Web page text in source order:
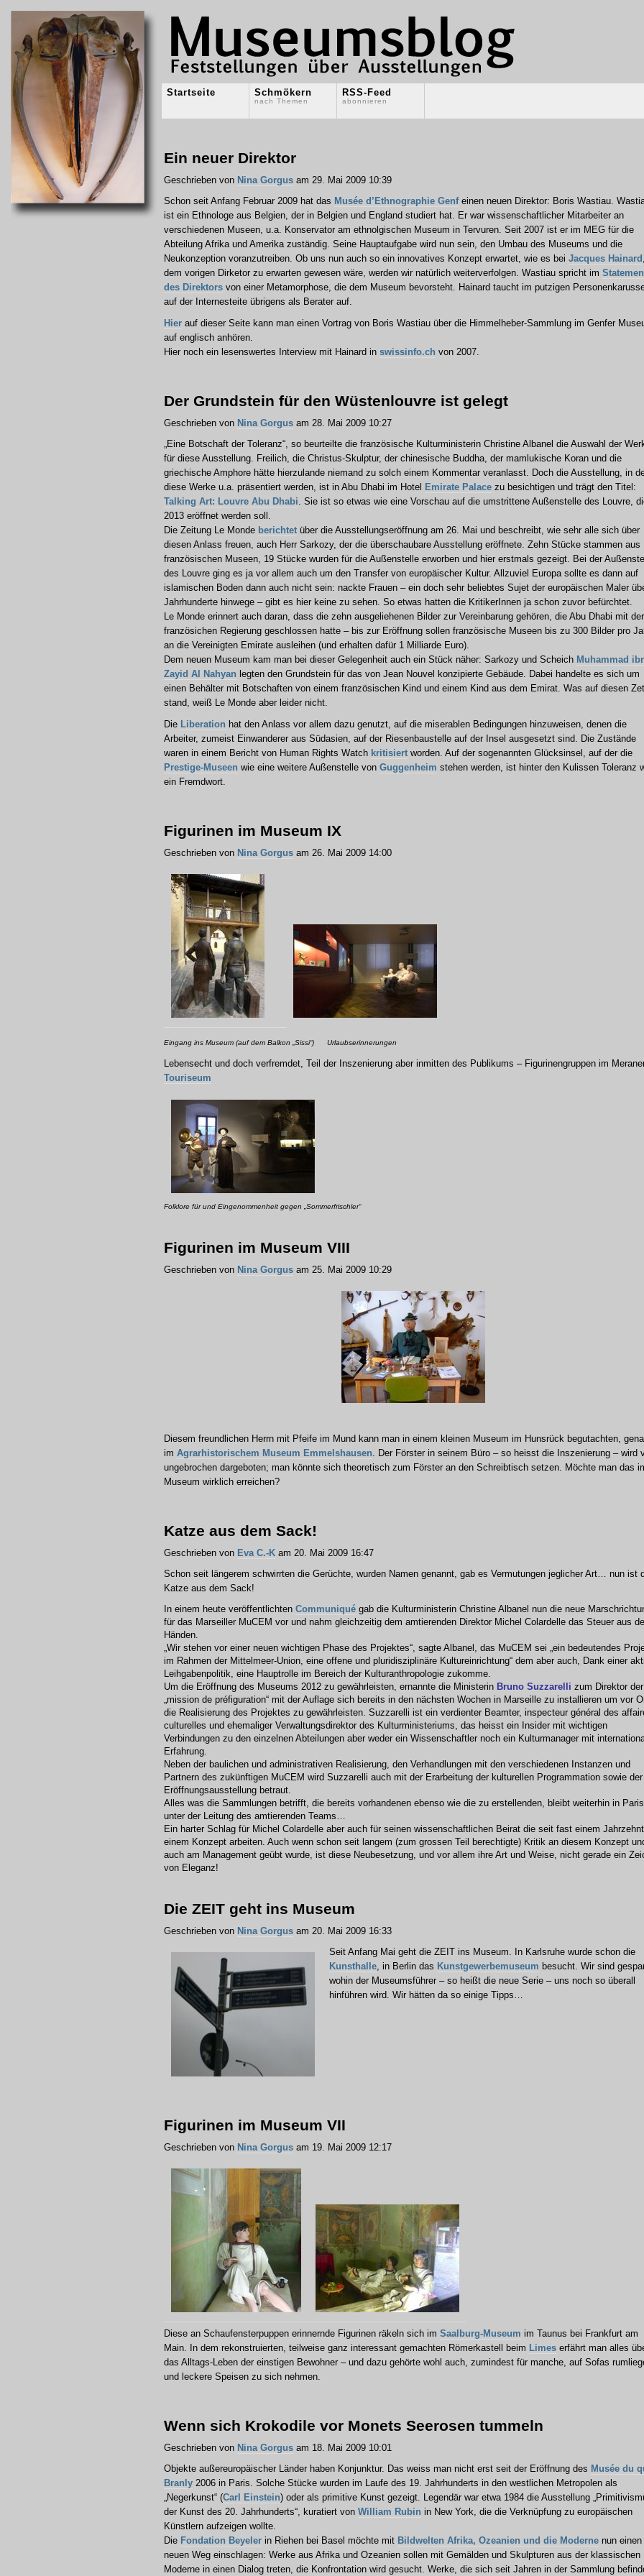
Startseite Schmökern
nach Themen
RSS-Feed
abonnieren
Ein neuer Direktor
Geschrieben von Nina Gorgus am 29. Mai 2009 10:39
Schon seit Anfang Februar 2009 hat das Musée d’Ethnographie Genfeinen neuen Direktor: Boris Wastiau.
ist ein Ethnologe aus Belgien, der in Belgien und England studiert hat. Er war wissenschaftlicher Mitarbeiter an
verschiedenen Museen, u.a. Konservator am ethnolgischen Museum in Tervuren. Seit 2007 ist er im MEG für die
Abteilung Afrika und Amerika zuständig. Seine Hauptaufgabe wird nun sein, den Umbau des Museums und die
Neukonzeption voranzutreiben. Ob uns nun auch so ein innovatives Konzept erwartet, wie es bei Jacques Hainard
dem vorigen Dirketor zu erwarten gewesen wäre, werden wir natürlich weiterverfolgen. Wastiau spricht im
des Direktors von einer Metamorphose, die dem Museum bevorsteht. Hainard taucht im putzigen
auf der Internesteite übrigens als Berater auf.
Hier auf dieser Seite kann man einen Vortrag von Boris Wastiau über die Himmelheber-Sammlung im Genfer
auf englisch anhören.
Hier noch ein lesenswertes Interview mit Hainard in swissinfo.ch von 2007.
Der Grundstein für den Wüstenlouvre ist gelegt
Geschrieben von Nina Gorgus am 28. Mai 2009 10:27
„Eine Botschaft der Toleranz“, so beurteilte die französische Kulturministerin Christine Albanel die Auswahl der
für diese Ausstellung. Freilich, die Christus-Skulptur, der chinesische Buddha, der mamlukische Koran und die
griechische Amphore hätte hierzulande niemand zu solch einem Kommentar veranlasst. Doch die Ausstellung, in
diese Werke u.a. präsentiert werden, ist in Abu Dhabi im Hotel Emirate Palace zu besichtigen und trägt den Titel:
Talking Art: Louvre Abu Dhabi. Sie ist so etwas wie eine Vorschau auf die umstrittene Außenstelle des Louvre,
2013 eröffnet werden soll.
Die Zeitung Le Monde berichtet über die Ausstellungseröffnung am 26. Mai und beschreibt, wie sehr alle sich über
diesen Anlass freuen, auch Herr Sarkozy, der die überschaubare Ausstellung eröffnete. Zehn Stücke stammen aus
französischen Museen, 19 Stücke wurden für die Außenstelle erworben und hier erstmals gezeigt. Bei der
des Louvre ging es ja vor allem auch um den Transfer von europäischer Kultur. Allzuviel Europa sollte es dann auf
islamischen Boden dann auch nicht sein: nackte Frauen – ein doch sehr beliebtes Sujet der europäischen Maler
Jahrhunderte hinwege – gibt es hier keine zu sehen. So etwas hatten die KritikerInnen ja schon zuvor befürchtet.
Le Monde erinnert auch daran, dass die zehn ausgeliehenen Bilder zur Vereinbarung gehören, die Abu Dhabi mit der
französichen Regierung geschlossen hatte – bis zur Eröffnung sollen französische Museen bis zu 300 Bilder pro
an die Vereinigten Emirate ausleihen (und erhalten dafür 1 Milliarde Euro).
Dem neuen Museum kam man bei dieser Gelegenheit auch ein Stück näher: Sarkozy und Scheich Muhammad
Zayid Al Nahyan legten den Grundstein für das von Jean Nouvel konzipierte Gebäude. Dabei handelte es sich um
einen Behälter mit Botschaften von einem französischen Kind und einem Kind aus dem Emirat. Was auf diesen
stand, weiß Le Monde aber leider nicht.
Die Liberation hat den Anlass vor allem dazu genutzt, auf die miserablen Bedingungen hinzuweisen, denen die
Arbeiter, zumeist Einwanderer aus Südasien, auf der Riesenbaustelle auf der Insel ausgesetzt sind. Die Zustände
waren in einem Bericht von Human Rights Watch kritisiert worden. Auf der sogenannten Glücksinsel, auf der die
Prestige-Museen wie eine weitere Außenstelle von Guggenheim stehen werden, ist hinter den Kulissen Toleranz
ein Fremdwort.
Figurinen im Museum IX
Geschrieben von Nina Gorgus am 26. Mai 2009 14:00
Eingang ins Museum (auf dem Balkon „Sissi“) Urlaubserinnerungen
Lebensecht und doch verfremdet, Teil der Inszenierung aber inmitten des Publikums – Figurinengruppen im
Touriseum
Folklore für und Eingenommenheit gegen „Sommerfrischler“
Figurinen im Museum VIII
Geschrieben von Nina Gorgus am 25. Mai 2009 10:29
Diesem freundlichen Herrn mit Pfeife im Mund kann man in einem kleinen Museum im Hunsrück begutachten,
im Agrarhistorischem Museum Emmelshausen. Der Förster in seinem Büro – so heisst die Inszenierung – wird
ungebrochen dargeboten; man könnte sich theoretisch zum Förster an den Schreibtisch setzen. Möchte man das
Museum wirklich erreichen?
Katze aus dem Sack!
Geschrieben von Eva C.-K am 20. Mai 2009 16:47
Schon seit längerem schwirrten die Gerüchte, wurden Namen genannt, gab es Vermutungen jeglicher Art… nun ist
Katze aus dem Sack!
In einem heute veröffentlichten Communiqué gab die Kulturministerin Christine Albanel nun die neue
für das Marseiller MuCEM vor und nahm gleichzeitig dem amtierenden Direktor Michel Colardelle das Steuer aus
Händen.
„Wir stehen vor einer neuen wichtigen Phase des Projektes“, sagte Albanel, das MuCEM sei „ein bedeutendes
im Rahmen der Mittelmeer-Union, eine offene und pluridisziplinäre Kultureinrichtung“ dem aber auch, Dank einer
Leihgabenpolitik, eine Hauptrolle im Bereich der Kulturanthropologie zukomme.
Um die Eröffnung des Museums 2012 zu gewährleisten, ernannte die Ministerin Bruno Suzzarelli zum Direktor der
„mission de préfiguration“ mit der Auflage sich bereits in den nächsten Wochen in Marseille zu installieren um vor
die Realisierung des Projektes zu gewährleisten. Suzzarelli ist ein verdienter Beamter, inspecteur général des
culturelles und ehemaliger Verwaltungsdirektor des Kulturministeriums, das heisst ein Insider mit wichtigen
Verbindungen zu den einzelnen Abteilungen aber weder ein Wissenschaftler noch ein Kulturmanager mit
Erfahrung.
Neben der baulichen und administrativen Realisierung, den Verhandlungen mit den verschiedenen Instanzen und
Partnern des zukünftigen MuCEM wird Suzzarelli auch mit der Erarbeitung der kulturellen Programmation sowie der
Eröffnungsausstellung betraut.
Alles was die Sammlungen betrifft, die bereits vorhandenen ebenso wie die zu erstellenden, bleibt weiterhin in Paris
unter der Leitung des amtierenden Teams…
Ein harter Schlag für Michel Colardelle aber auch für seinen wissenschaftlichen Beirat die seit fast einem
einem Konzept arbeiten. Auch wenn schon seit langem (zum grossen Teil berechtigte) Kritik an diesem Konzept
auch am Management geübt wurde, ist diese Neubesetzung, und vor allem ihre Art und Weise, nicht gerade ein
von Eleganz!
Die ZEIT geht ins Museum
Geschrieben von Nina Gorgus am 20. Mai 2009 16:33
Seit Anfang Mai geht die ZEIT ins Museum. In Karlsruhe wurde schon die
Kunsthalle, in Berlin das Kunstgewerbemuseum besucht. Wir sind
wohin der Museumsführer – so heißt die neue Serie – uns noch so überall
hinführen wird. Wir hätten da so einige Tipps…
Figurinen im Museum VII
Geschrieben von Nina Gorgus am 19. Mai 2009 12:17
Diese an Schaufensterpuppen erinnernde Figurinen räkeln sich im Saalburg-Museum im Taunus bei Frankfurt am
Main. In dem rekonstruierten, teilweise ganz interessant gemachten Römerkastell beim Limes erfährt man alles
das Alltags-Leben der einstigen Bewohner – und dazu gehörte wohl auch, zumindest für manche, auf Sofas
und leckere Speisen zu sich nehmen.
Wenn sich Krokodile vor Monets Seerosen tummeln
Geschrieben von Nina Gorgus am 18. Mai 2009 10:01
Objekte außereuropäischer Länder haben Konjunktur. Das weiss man nicht erst seit der Eröffnung des Musée du
Branly 2006 in Paris. Solche Stücke wurden im Laufe des 19. Jahrhunderts in den westlichen Metropolen als
„Negerkunst“ (Carl Einstein) oder als primitive Kunst gezeigt. Legendär war etwa 1984 die Ausstellung
der Kunst des 20. Jahrhunderts“, kuratiert von William Rubin in New York, die die Verknüpfung zu europäischen
Künstlern aufzeigen wollte.
Die Fondation Beyeler in Riehen bei Basel möchte mit Bildwelten Afrika, Ozeanien und die Moderne nun einen
neuen Weg einschlagen: Werke aus Afrika und Ozeanien sollen mit Gemälden und Skulpturen aus der klassischen
Moderne in einen Dialog treten, die Konfrontation wird gesucht. Werke, die sich seit Jahren in der Sammlung